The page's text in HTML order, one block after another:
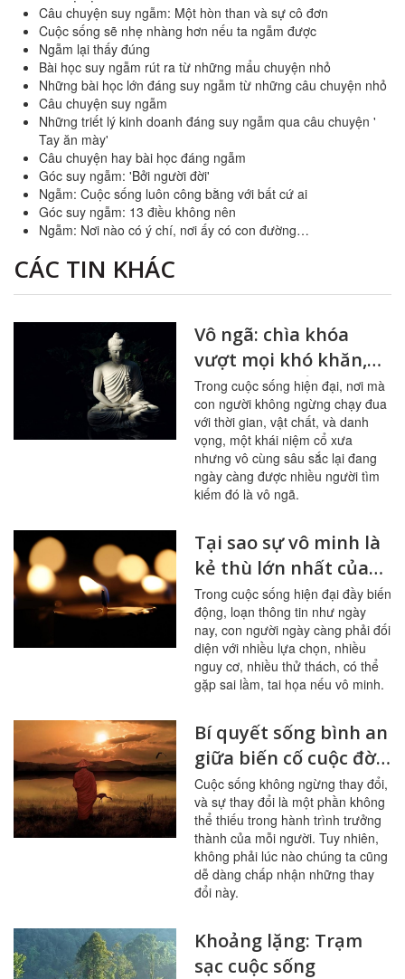
Câu chuyện suy ngẫm: Một hòn than và sự cô đơn
Cuộc sống sẽ nhẹ nhàng hơn nếu ta ngẫm được
Ngẫm lại thấy đúng
Bài học suy ngẫm rút ra từ những mẩu chuyện nhỏ
Những bài học lớn đáng suy ngẫm từ những câu chuyện nhỏ
Câu chuyện suy ngẫm
Những triết lý kinh doanh đáng suy ngẫm qua câu chuyện '
Tay ăn mày'
Câu chuyện hay bài học đáng ngẫm
Góc suy ngẫm: 'Bởi người đời'
Ngẫm: Cuộc sống luôn công bằng với bất cứ ai
Góc suy ngẫm: 13 điều không nên
Ngẫm: Nơi nào có ý chí, nơi ấy có con đường…
CÁC TIN KHÁC
Vô ngã: chìa khóa
vượt mọi khó khăn,
thử thách để chạm
đến thành công hạnh
phúc
Trong cuộc sống hiện đại, nơi mà
con người không ngừng chạy đua
với thời gian, vật chất, và danh
vọng, một khái niệm cổ xưa
nhưng vô cùng sâu sắc lại đang
ngày càng được nhiều người tìm
kiếm đó là vô ngã.
Tại sao sự vô minh là
kẻ thù lớn nhất của
hạnh phúc?
Trong cuộc sống hiện đại đầy biến
động, loạn thông tin như ngày
nay, con người ngày càng phải đối
diện với nhiều lựa chọn, nhiều
nguy cơ, nhiều thử thách, có thể
gặp sai lầm, tai họa nếu vô minh.
Bí quyết sống bình an
giữa biến cố cuộc đời:
Học cách chấp nhận,
buông bỏ
Cuộc sống không ngừng thay đổi,
và sự thay đổi là một phần không
thể thiếu trong hành trình trưởng
thành của mỗi người. Tuy nhiên,
không phải lúc nào chúng ta cũng
dễ dàng chấp nhận những thay
đổi này.
Khoảng lặng: Trạm
sạc cuộc sống